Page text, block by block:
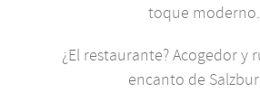
toque moderno.
¿El restaurante? Acogedor y
encanto de